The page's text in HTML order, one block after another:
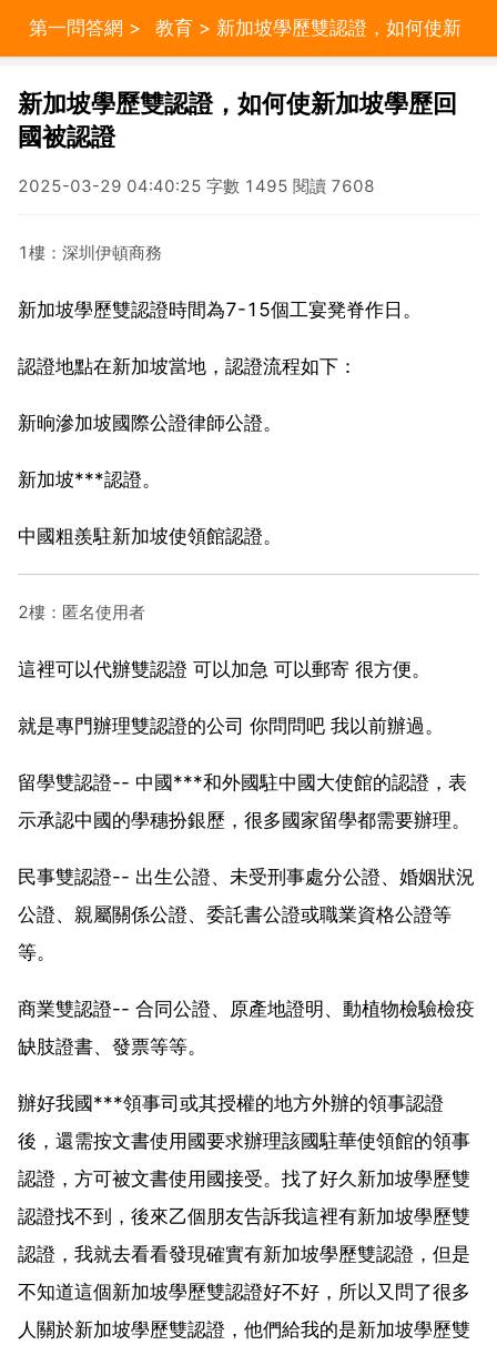
第一問答網 > 教育 > 新加坡學歷雙認證，如何使新
加坡學歷回國被認證
新加坡學歷雙認證，如何使新加坡學歷回
國被認證
2025-03-29 04:40:25 字數 1495 閱讀 7608
1樓：深圳伊頓商務
新加坡學歷雙認證時間為7-15個工宴凳脊作日。
認證地點在新加坡當地，認證流程如下：
新晌滲加坡國際公證律師公證。
新加坡***認證。
中國粗羨駐新加坡使領館認證。
2樓：匿名使用者
這裡可以代辦雙認證 可以加急 可以郵寄 很方便。
就是專門辦理雙認證的公司 你問問吧 我以前辦過。
留學雙認證-- 中國***和外國駐中國大使館的認證，表
示承認中國的學穗扮銀歷，很多國家留學都需要辦理。
民事雙認證-- 出生公證、未受刑事處分公證、婚姻狀況
公證、親屬關係公證、委託書公證或職業資格公證等
等。
商業雙認證-- 合同公證、原產地證明、動植物檢驗檢疫
缺肢證書、發票等等。
辦好我國***領事司或其授權的地方外辦的領事認證
後，還需按文書使用國要求辦理該國駐華使領館的領事
認證，方可被文書使用國接受。找了好久新加坡學歷雙
認證找不到，後來乙個朋友告訴我這裡有新加坡學歷雙
認證，我就去看看發現確實有新加坡學歷雙認證，但是
不知道這個新加坡學歷雙認證好不好，所以又問了很多
人關於新加坡學歷雙認證，他們給我的是新加坡學歷雙